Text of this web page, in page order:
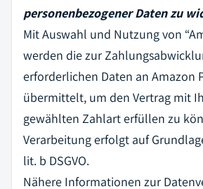
personenbezogener Daten zu
Mit Auswahl und Nutzung von
werden die zur
erforderlichen Daten an Amazon
übermittelt, um den Vertrag mit
gewählten Zahlart erfüllen zu
Verarbeitung erfolgt auf
lit. b DSGVO.
Nähere Informationen zur